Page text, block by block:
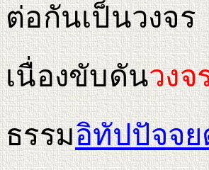
ต่อกันเป็นวงจร
เนื่องขับดันวงจ
ธรรมอิทัปปัจจย